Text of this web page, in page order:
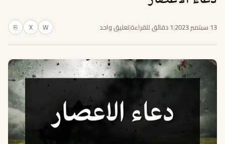
13 سبتمبر 2023 |1 دقائق للقراءة |تعليق واحد W
X
⎘